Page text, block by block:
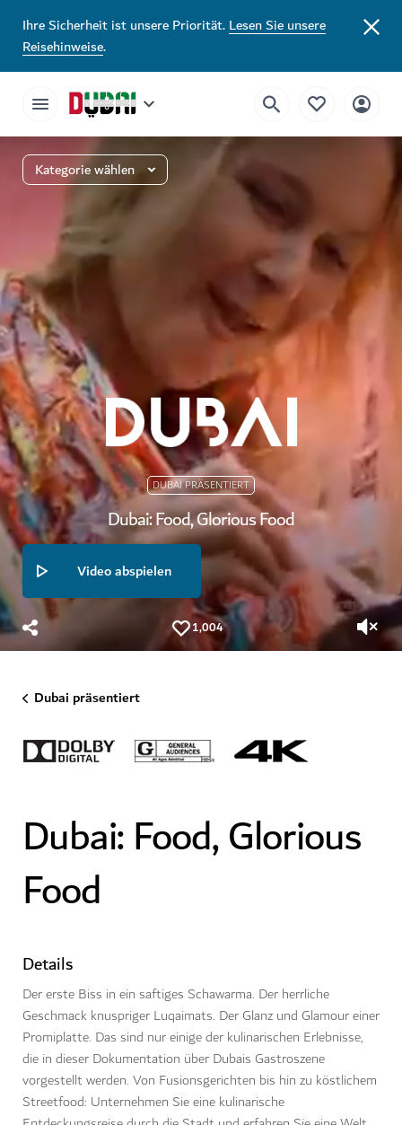
Ihre Sicherheit ist unsere Priorität.Lesen Sie unsere
Reisehinweise.
Kategorie wählen
DUBAI PRÄSENTIERT
Dubai: Food, Glorious Food
Video abspielen
1,004
Dubai präsentiert
Dubai: Food, Glorious
Food
Details
Der erste Biss in ein saftiges Schawarma. Der herrliche
Geschmack knuspriger Luqaimats. Der Glanz und Glamour einer
Promiplatte. Das sind nur einige der kulinarischen Erlebnisse,
die in dieser Dokumentation über Dubais Gastroszene
vorgestellt werden. Von Fusionsgerichten bis hin zu köstlichem
Streetfood: Unternehmen Sie eine kulinarische